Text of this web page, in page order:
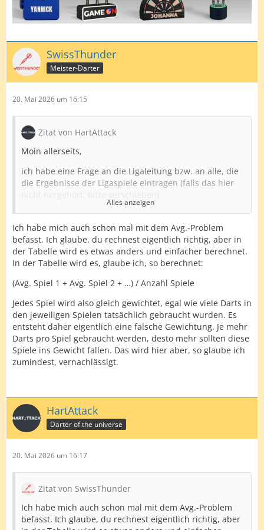
SwissThunder
Meister-Darter
20. Mai 2026 um 16:15
Zitat von HartAttack
Moin allerseits,
ich habe eine Frage an die Ligaleitung bzw. an alle, die
die Ergebnisse der Ligaspiele eintragen (falls das hier
Weiß jemand, wie Ligafix den Gesamtaverage für die
Tabelle in der ProDarter-Liga berechnet? Ich habe das in
meine Übersicht für Liga 6 jetzt mit eingebaut und
komme bei der Suche nach einem Fehler nicht weiter,
weshalb ich hoffe, von der anderen Seite Klarheit zu
aber wie man im Anhang sieht, komme ich beim AVG
auf teilweise andere Werte.
Zur Veranschaulichung mal die ersten beiden Spieltage
im Überblick:
Anzahl der gespielten Legs x 501 minus aller Restscores.
ja dann die insgesamt erzielten Punkte (vorletzte Spalte
Tabelle oben rechts). Dieses wird durch alle geworfenen
Alles anzeigen
Ich habe mich auch schon mal mit dem Avg.-Problem
befasst. Ich glaube, du rechnest eigentlich richtig, aber in
der Tabelle wird es etwas anders und einfacher berechnet.
In der Tabelle wird es, glaube ich, so berechnet:
(Avg. Spiel 1 + Avg. Spiel 2 + …) / Anzahl Spiele
Jedes Spiel wird also gleich gewichtet, egal wie viele Darts in
den jeweiligen Spielen tatsächlich gebraucht wurden. Es
entsteht daher eigentlich eine falsche Gewichtung. Je mehr
Darts pro Spiel gebraucht werden, desto mehr sollten diese
Spiele ins Gewicht fallen. Das wird hier aber, so glaube ich
zumindest, vernachlässigt.
HartAttack
Darter of the universe
20. Mai 2026 um 16:17
Zitat von SwissThunder
Ich habe mich auch schon mal mit dem Avg.-Problem
befasst. Ich glaube, du rechnest eigentlich richtig, aber